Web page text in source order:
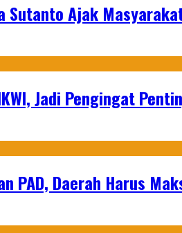
Sutanto Ajak
Jadi Pengingat
PAD, Daerah Harus